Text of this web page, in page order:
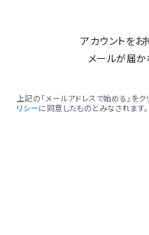
アカウントをお
メールが届
上記の「メールアドレスで始める」をク
リシーに同意したものとみなされます。